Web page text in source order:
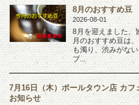
8月のおすすめ豆
2026-08-01
8月を迎えました、
月のおすすめ豆は
も濁り、渋みがな
ブ...
7月16日（木）ポールタウン店 カ
お知らせ